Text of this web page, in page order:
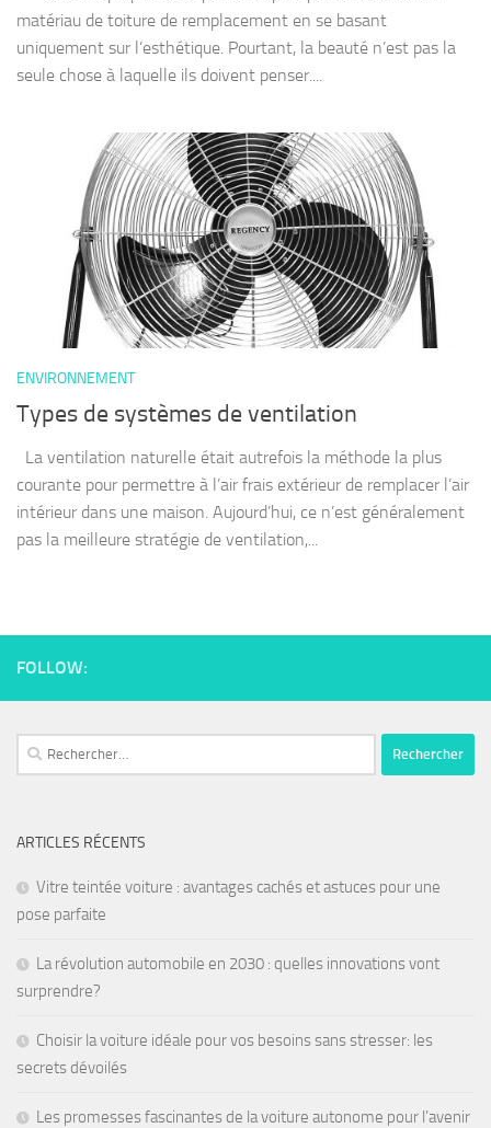
matériau de toiture de remplacement en se basant
uniquement sur l’esthétique. Pourtant, la beauté n’est pas la
seule chose à laquelle ils doivent penser....
ENVIRONNEMENT
Types de systèmes de ventilation
La ventilation naturelle était autrefois la méthode la plus
courante pour permettre à l’air frais extérieur de remplacer l’air
intérieur dans une maison. Aujourd’hui, ce n’est généralement
pas la meilleure stratégie de ventilation,...
FOLLOW:
ARTICLES RÉCENTS
Vitre teintée voiture : avantages cachés et astuces pour une
pose parfaite
La révolution automobile en 2030 : quelles innovations vont
surprendre?
Choisir la voiture idéale pour vos besoins sans stresser: les
secrets dévoilés
Les promesses fascinantes de la voiture autonome pour l’avenir